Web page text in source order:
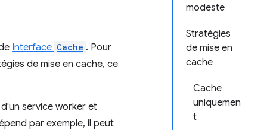
modeste
Stratégies
de mise en
cache
Cache
uniquemen
t
Interface Cache . Pour
de mise en cache, ce
d'un service worker et
par exemple, il peut